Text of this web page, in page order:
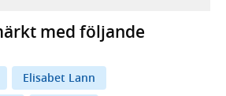
med följande
Elisabet Lann